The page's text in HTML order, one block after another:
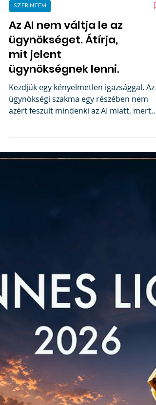
SZERINTEM
Az AI nem váltja le az
ügynökséget. Átírja,
mit jelent
ügynökségnek lenni.
Kezdjük egy kényelmetlen igazsággal. Az
azért feszült mindenki az AI miatt, mert